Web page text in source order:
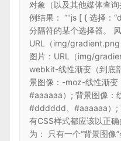
对象（以及其他媒体查
例结果： “''js [ { 选择：
分隔符的某个选择器。
URL（img/
图片：URL（img/
webkit-线性渐变（到底
景图像：-moz-线性渐变
#aaaaaa）; 背景图像：
#dddddd、#aaaaaa）;
有CSS样式都应该以正
为： 只有一个“背景图